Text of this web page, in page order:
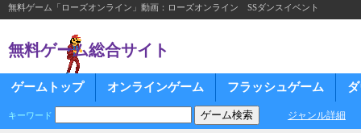
無料ゲーム「ローズオンライン」動画：ローズオンライン SSダンスイベント
無料ゲーム総合サイト
ゲームトップ オンラインゲーム フラッシュゲーム
キーワード ジャンル詳細